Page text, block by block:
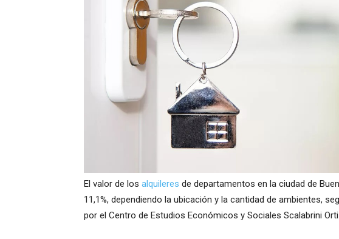
El valor de los alquileres de departamentos en la ciudad de
11,1%, dependiendo la ubicación y la cantidad de ambientes,
por el Centro de Estudios Económicos y Sociales Scalabrini